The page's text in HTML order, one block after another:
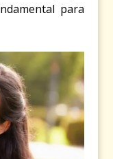
para